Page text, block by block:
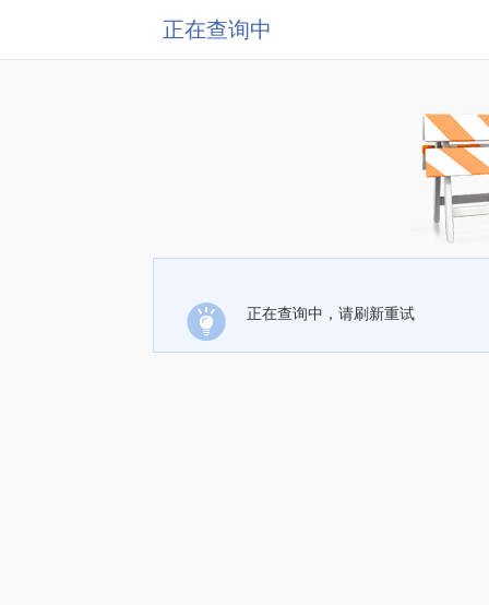
正在查询中
正在查询中，请刷新重试